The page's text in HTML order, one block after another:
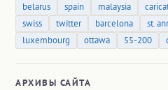
belarus
spain malaysia
swiss
twitter barcelona st.
luxembourg
ottawa 55-200
АРХИВЫ САЙТА